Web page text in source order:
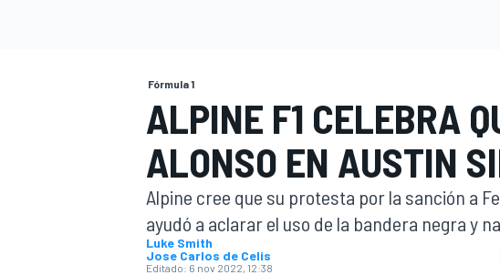
Fórmula 1
ALPINE F1 CELEBRA
ALONSO EN AUSTIN
Alpine cree que su protesta por la sanción a
ayudó a aclarar el uso de la bandera negra y
Luke Smith
Jose Carlos de Celis
Editado: 6 nov 2022, 12:38